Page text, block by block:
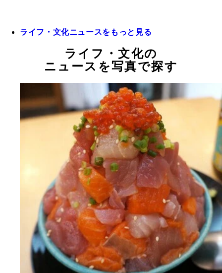
ライフ・文化ニュースをもっと見る
ライフ・文化の
ニュースを写真で探す